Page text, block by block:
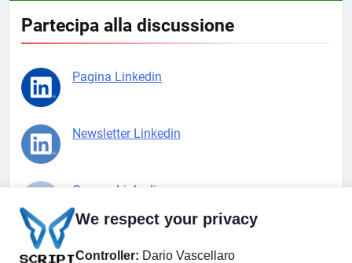
Partecipa alla discussione
Pagina Linkedin
Newsletter Linkedin
Gruppo Linkedin
Pagina Facebook
We respect your privacy
Controller: Dario Vascellaro